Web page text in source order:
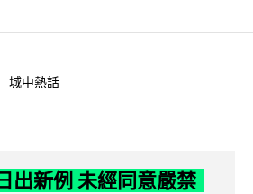
城中熱話
出新例 未經同意嚴禁